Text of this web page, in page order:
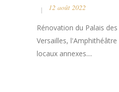
12 août 2022
Rénovation du Palais
Versailles, l'Amphithéâtre
locaux annexes....